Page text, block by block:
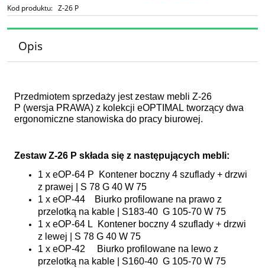
Kod produktu: Z-26 P
Opis
Przedmiotem sprzedaży jest zestaw mebli Z-26
P (wersja PRAWA) z kolekcji eOPTIMAL tworzący dwa
ergonomiczne stanowiska do pracy biurowej.
Zestaw Z-26 P składa się z następujących mebli:
1 x eOP-64 P Kontener boczny 4 szuflady + drzwi
z prawej | S 78 G 40 W 75
1 x eOP-44 Biurko profilowane na prawo z
przelotką na kable | S183-40 G 105-70 W 75
1 x eOP-64 L Kontener boczny 4 szuflady + drzwi
z lewej | S 78 G 40 W 75
1 x eOP-42 Biurko profilowane na lewo z
przelotką na kable | S160-40 G 105-70 W 75